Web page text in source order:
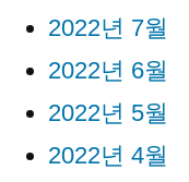
2022년 7월
2022년 6월
2022년 5월
2022년 4월